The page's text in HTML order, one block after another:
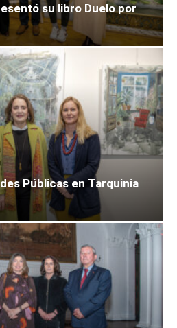
su libro Duelo por
Públicas en Tarquinia